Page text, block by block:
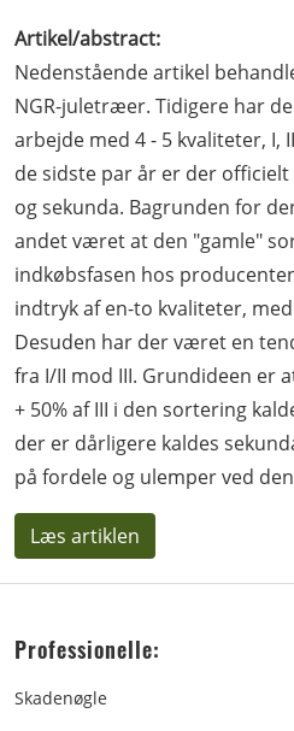
Artikel/abstract:
Nedenstående artikel
NGR-juletræer. Tidigere har
arbejde med 4 - 5 kvaliteter, I,
de sidste par år er der
og sekunda. Bagrunden for
andet været at den "gamle"
indkøbsfasen hos
indtryk af en-to kvaliteter,
Desuden har der været en
fra I/II mod III. Grundideen er
+ 50% af III i den sortering
der er dårligere kaldes
på fordele og ulemper ved
Læs artiklen
Professionelle:
Skadenøgle